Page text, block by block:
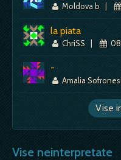
Moldova b |
la piata
ChriSS |
-
Amalia
Vise neinterpretate